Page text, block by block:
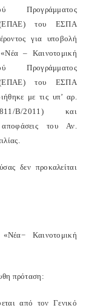
Προγράμματος
(ΕΠΑΕ) του ΕΣΠΑ
για υποβολή
– Καινοτομική
Προγράμματος
(ΕΠΑΕ) του ΕΣΠΑ
με τις υπ’ αρ.
Β/2011) και
του Αν.
δεν προκαλείται
Καινοτομική
πρόταση:
από τον Γενικό